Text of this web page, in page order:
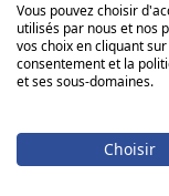
Vous pouvez choisir
utilisés par nous et nos
vos choix en cliquant
consentement et la
et ses sous-domaines.
Choisir